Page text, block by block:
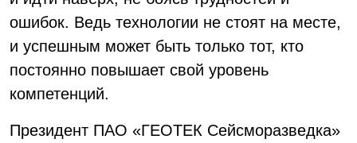
ошибок. Ведь технологии не стоят на месте,
и успешным может быть только тот, кто
постоянно повышает свой уровень
компетенций.
Президент ПАО «ГЕОТЕК Сейсморазведка»